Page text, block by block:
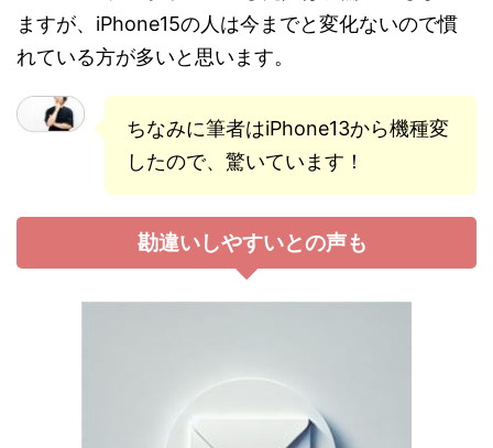
ますが、iPhone15の人は今までと変化ないので慣
れている方が多いと思います。
ちなみに筆者はiPhone13から機種変
したので、驚いています！
勘違いしやすいとの声も